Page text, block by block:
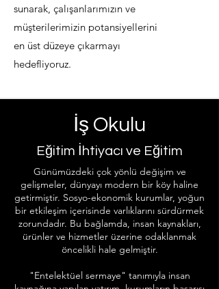
sunarak, çalışanlarımızın ve
müşterilerimizin potansiyellerini
en üst düzeye çıkarmayı
hedefliyoruz.
İş Okulu
Eğitim İhtiyacı ve Eğitim
Günümüzdeki çok yönlü değişim ve
gelişmeler, dünyayı modern bir köy haline
getirmiştir. Sosyo-ekonomik kurumlar, yoğun
bir etkileşim içerisinde varlıklarını sürdürmek
zorundadır. Bu bağlamda, insan kaynakları,
ürünler ve hizmetler üzerine odaklanmak
öncelikli hale gelmiştir.
"Entelektüel sermaye" tanımıyla insan